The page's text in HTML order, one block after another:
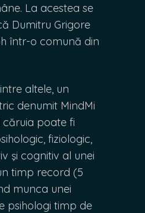
La acestea se
Dumitru Grigore
într-o comună din
altele, un
denumit MindMi
poate fi
fiziologic,
şi cognitiv al unei
timp record (5
munca unei
psihologi timp de